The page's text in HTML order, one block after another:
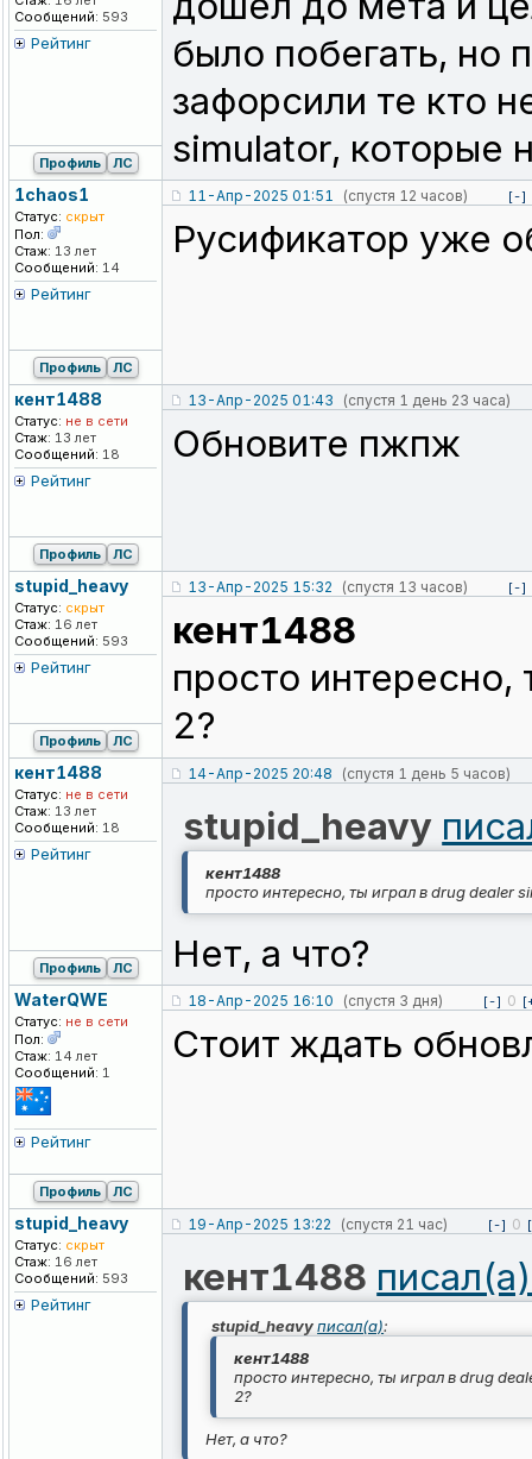
Сообщений: 593
Рейтинг
было побегать, но
зафорсили те кто
simulator, которые
Профиль ЛС
1chaos1
Статус: скрыт
Пол:
Стаж: 13 лет
Сообщений: 14
Рейтинг
11-Апр-2025 01:51 (спустя 12 часов) [-]
Русификатор уже
Профиль ЛС
кент1488
Статус: не в сети
Стаж: 13 лет
Сообщений: 18
Рейтинг
13-Апр-2025 01:43 (спустя 1 день 23 часа)
Обновите пжпж
Профиль ЛС
stupid_heavy
Статус: скрыт
Стаж: 16 лет
Сообщений: 593
Рейтинг
13-Апр-2025 15:32 (спустя 13 часов) [-]
кент1488
просто
2?
Профиль ЛС
кент1488
Статус: не в сети
Стаж: 13 лет
Сообщений: 18
Рейтинг
14-Апр-2025 20:48 (спустя 1 день 5 часов)
stupid_heavy
кент1488
просто интересно, ты играл в drug dealer
Нет, а что?
Профиль ЛС
WaterQWE
Статус: не в сети
Пол:
Стаж: 14 лет
Сообщений: 1
Рейтинг
18-Апр-2025 16:10 (спустя 3 дня) [-] 0
Стоит ждать
Профиль ЛС
stupid_heavy
Статус: скрыт
Стаж: 16 лет
Сообщений: 593
Рейтинг
19-Апр-2025 13:22 (спустя 21 час) [-] 0
кент1488 писал(а)
stupid_heavyписал(а):
кент1488
просто интересно, ты играл в drug
2?
Нет, а что?